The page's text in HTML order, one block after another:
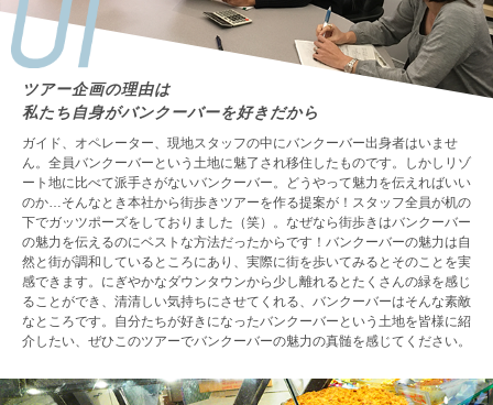
ツアー企画の理由は
私たち自身がバンクーバーを好きだから
ガイド、オペレーター、現地スタッフの中にバンクーバー出身者はいませ
ん。全員バンクーバーという土地に魅了され移住したものです。しかしリゾ
ート地に比べて派手さがないバンクーバー。どうやって魅力を伝えればいい
のか…そんなとき本社から街歩きツアーを作る提案が！スタッフ全員が机の
下でガッツポーズをしておりました（笑）。なぜなら街歩きはバンクーバー
の魅力を伝えるのにベストな方法だったからです！バンクーバーの魅力は自
然と街が調和しているところにあり、実際に街を歩いてみるとそのことを実
感できます。にぎやかなダウンタウンから少し離れるとたくさんの緑を感じ
ることができ、清清しい気持ちにさせてくれる、バンクーバーはそんな素敵
なところです。自分たちが好きになったバンクーバーという土地を皆様に紹
介したい、ぜひこのツアーでバンクーバーの魅力の真髄を感じてください。